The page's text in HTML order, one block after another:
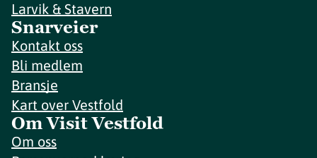
Larvik & Stavern
Snarveier
Kontakt oss
Bli medlem
Bransje
Kart over Vestfold
Om Visit Vestfold
Om oss